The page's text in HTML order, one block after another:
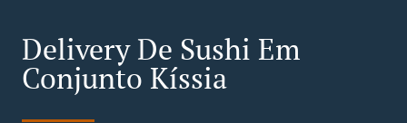
Delivery De Sushi Em
Conjunto Kíssia